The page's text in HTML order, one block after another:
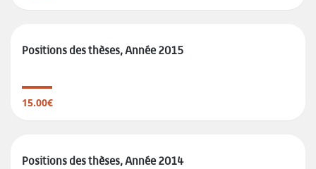
Positions des thèses, Année 2015
15.00€
Positions des thèses, Année 2014